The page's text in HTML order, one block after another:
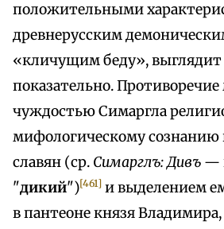
положительными
древнерусским
«кличущим беду», выглядит
показательно.
чуждостью Симаргла
мифологическому сознанию
славян (ср. Симарглъ: Дивъ —
"дикий")[461] и выделением
в пантеоне князя